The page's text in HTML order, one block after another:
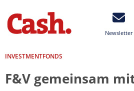
Newsletter
INVESTMENTFONDS
F&V gemeinsam